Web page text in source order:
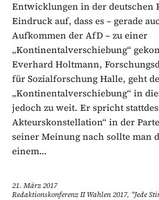
Entwicklungen in der deutschen
Eindruck auf, dass es – gerade
Aufkommen der AfD – zu einer
„Kontinentalverschiebung“
Everhard Holtmann,
für Sozialforschung Halle, geht
„Kontinentalverschiebung“ in
jedoch zu weit. Er spricht
Akteurskonstellation“ in der
seiner Meinung nach sollte man
einem...
21. März 2017
Redaktionskonferenz II Wahlen 2017, "Jede